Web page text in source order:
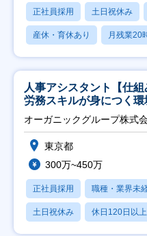
正社員採用 土日祝休み
産休・育休あり 月残業20
人事アシスタント【仕
労務スキルが身につく
会社】
オーガニックグループ株式
東京都
300万~450万
正社員採用 職種・業界未
土日祝休み 休日120日以上